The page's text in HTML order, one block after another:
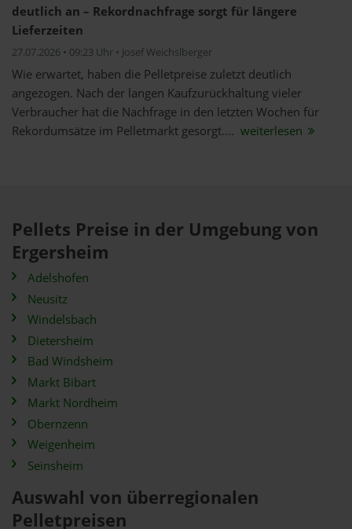
deutlich an – Rekordnachfrage sorgt für längere
Lieferzeiten
27.07.2026 • 09:23 Uhr • Josef Weichslberger
Wie erwartet, haben die Pelletpreise zuletzt deutlich
angezogen. Nach der langen Kaufzurückhaltung vieler
Verbraucher hat die Nachfrage in den letzten Wochen für
Rekordumsätze im Pelletmarkt gesorgt.... weiterlesen
Pellets Preise in der Umgebung von
Ergersheim
Adelshofen
Neusitz
Windelsbach
Dietersheim
Bad Windsheim
Markt Bibart
Markt Nordheim
Obernzenn
Weigenheim
Seinsheim
Auswahl von überregionalen
Pelletpreisen